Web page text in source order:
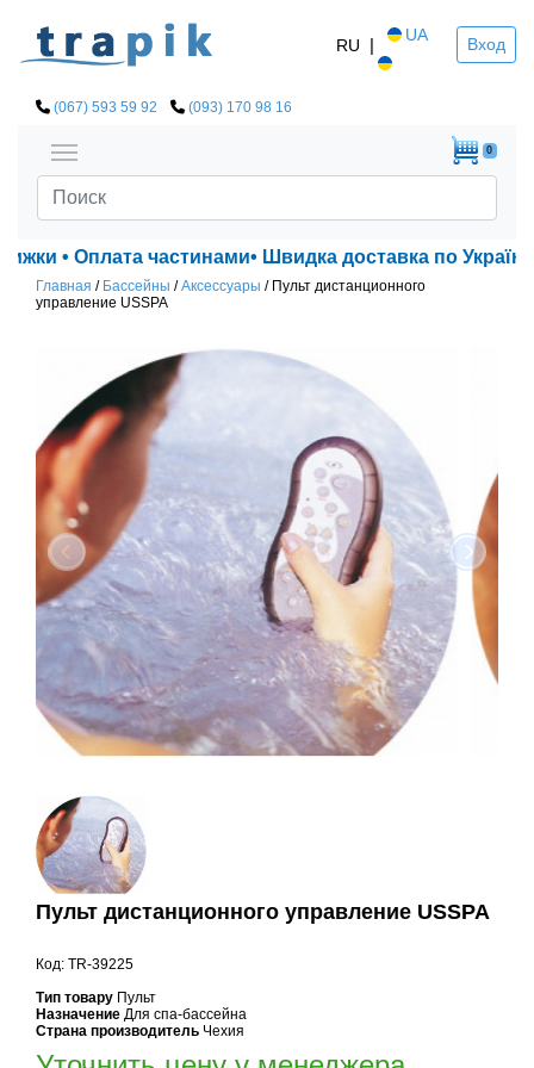
RU | UA Вход
(067) 593 59 92 (093) 170 98 16
0
• Оплата частинами• Швидка доставка по Україні!
Главная / Бассейны /Аксессуары / Пульт дистанционного
управление USSPA
Пульт дистанционного управление USSPA
Код: TR-39225
Тип товару Пульт
Назначение Для спа-бассейна
Страна производитель Чехия